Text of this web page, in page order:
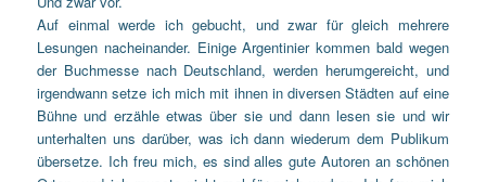
Auf einmal werde ich gebucht, und zwar für gleich mehrere
Lesungen nacheinander. Einige Argentinier kommen bald wegen
der Buchmesse nach Deutschland, werden herumgereicht, und
irgendwann setze ich mich mit ihnen in diversen Städten auf eine
Bühne und erzähle etwas über sie und dann lesen sie und wir
unterhalten uns darüber, was ich dann wiederum dem Publikum
übersetze. Ich freu mich, es sind alles gute Autoren an schönen